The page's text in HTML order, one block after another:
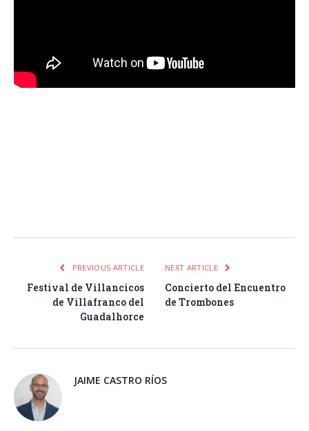
PREVIOUS ARTICLE
Festival de Villancicos
de Villafranco del
Guadalhorce
NEXT ARTICLE
Concierto del Encuentro
de Trombones
JAIME CASTRO RÍOS